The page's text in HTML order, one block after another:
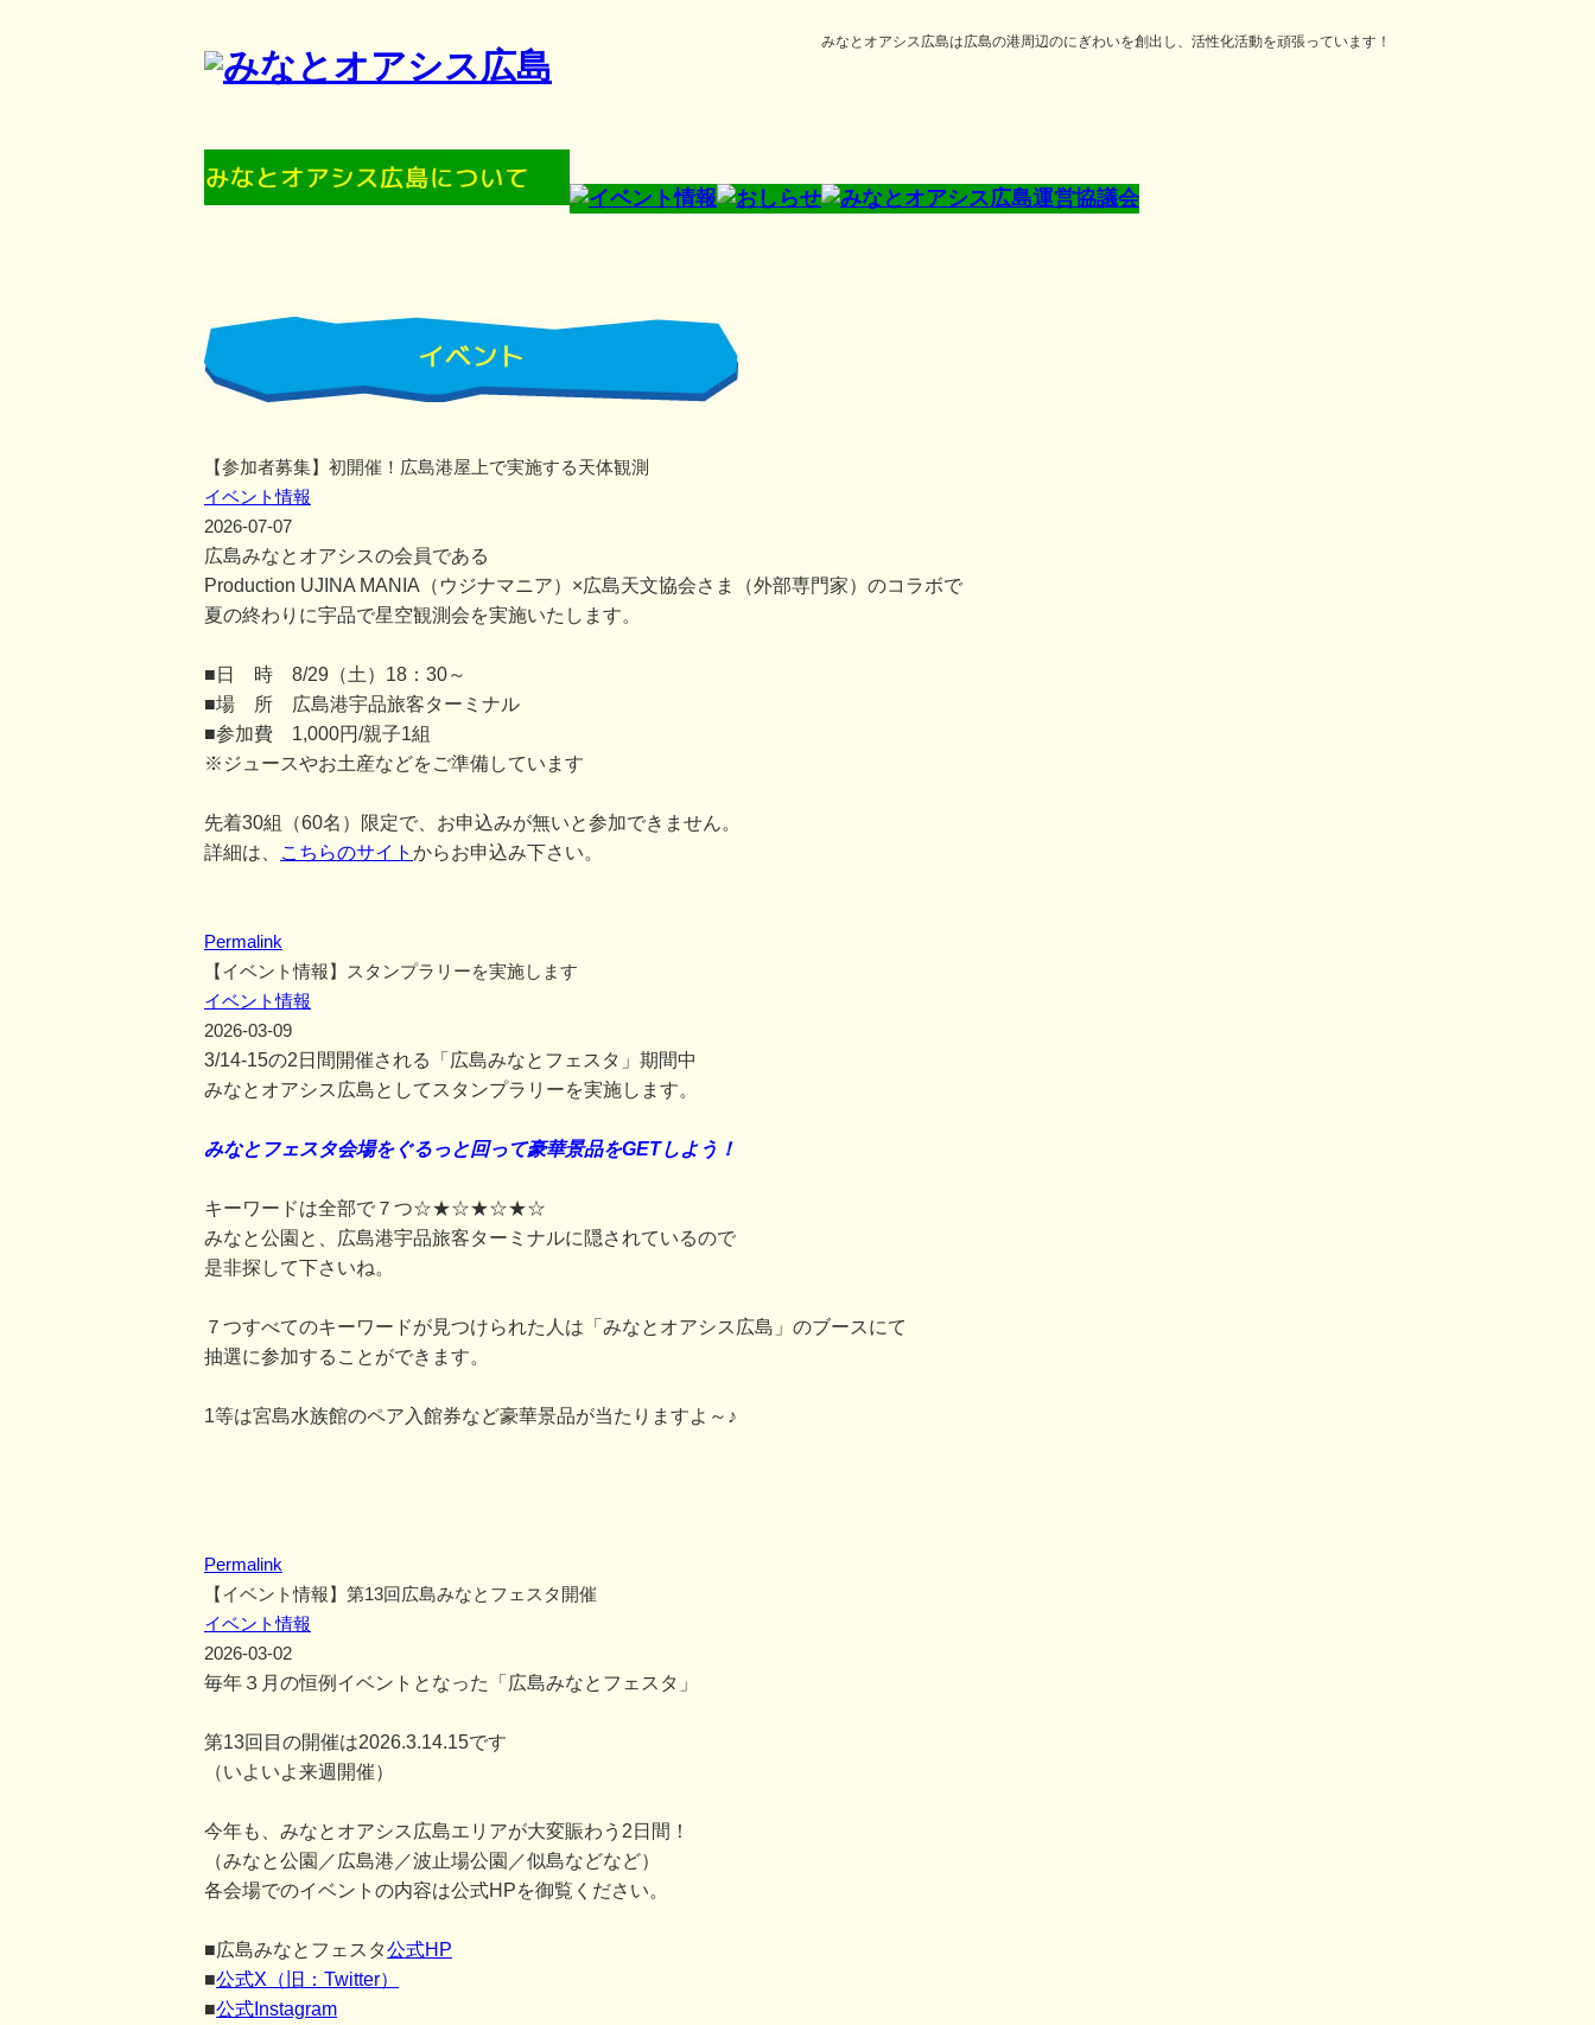
みなとオアシス広島は広島の港周辺のにぎわいを創出し、活性化活動を頑張っています！
【参加者募集】初開催！広島港屋上で実施する天体観測
イベント情報
2026-07-07
広島みなとオアシスの会員である
Production UJINA MANIA（ウジナマニア）×広島天文協会さま（外部専門家）のコラボで
夏の終わりに宇品で星空観測会を実施いたします。
■日 時 8/29（土）18：30～
■場 所 広島港宇品旅客ターミナル
■参加費 1,000円/親子1組
※ジュースやお土産などをご準備しています
先着30組（60名）限定で、お申込みが無いと参加できません。
詳細は、
こちらのサイト からお申込み下さい。
Permalink
【イベント情報】スタンプラリーを実施します
イベント情報
2026-03-09
3/14-15の2日間開催される「広島みなとフェスタ」期間中
みなとオアシス広島としてスタンプラリーを実施します。
みなとフェスタ会場をぐるっと回って豪華景品をGETしよう！
キーワードは全部で７つ☆★☆★☆★☆
みなと公園と、広島港宇品旅客ターミナルに隠されているので
是非探して下さいね。
７つすべてのキーワードが見つけられた人は「みなとオアシス広島」のブースにて
抽選に参加することができます。
1等は宮島水族館のペア入館券など豪華景品が当たりますよ～♪
Permalink
【イベント情報】第13回広島みなとフェスタ開催
イベント情報
2026-03-02
毎年３月の恒例イベントとなった「広島みなとフェスタ」
第13回目の開催は2026.3.14.15です
（いよいよ来週開催）
今年も、みなとオアシス広島エリアが大変賑わう2日間！
（みなと公園／広島港／波止場公園／似島などなど）
各会場でのイベントの内容は公式HPを御覧ください。
■広島みなとフェスタ公式HP
■公式X（旧：Twitter）
■公式Instagram